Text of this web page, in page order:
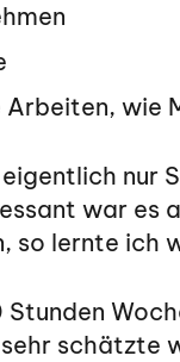
wie
nur
war es
so lernte ich
schätzte